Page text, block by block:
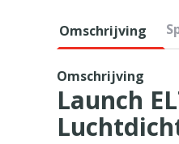
Omschrijving
Omschrijving
Launch